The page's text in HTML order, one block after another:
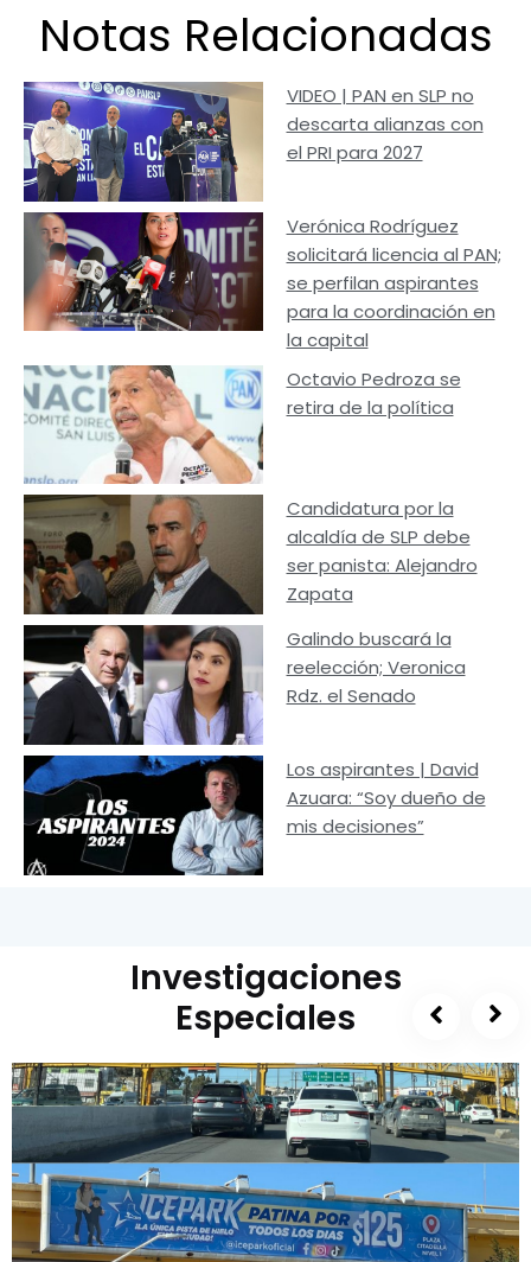
Notas Relacionadas
VIDEO | PAN en SLP no
descarta alianzas con
el PRI para 2027
Verónica Rodríguez
solicitará licencia al PAN;
se perfilan aspirantes
para la coordinación en
la capital
Octavio Pedroza se
retira de la política
Candidatura por la
alcaldía de SLP debe
ser panista: Alejandro
Zapata
Galindo buscará la
reelección; Veronica
Rdz. el Senado
Los aspirantes | David
Azuara: “Soy dueño de
mis decisiones”
Investigaciones
Especiales